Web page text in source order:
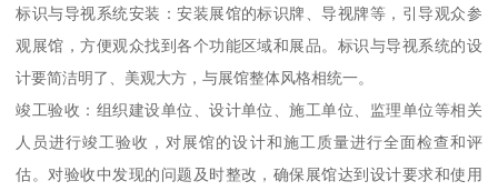
标识与导视系统安装：安装展馆的标识牌、导视牌等，引导观众参
观展馆，方便观众找到各个功能区域和展品。标识与导视系统的设
计要简洁明了、美观大方，与展馆整体风格相统一。
竣工验收：组织建设单位、设计单位、施工单位、监理单位等相关
人员进行竣工验收，对展馆的设计和施工质量进行全面检查和评
估。对验收中发现的问题及时整改，确保展馆达到设计要求和使用